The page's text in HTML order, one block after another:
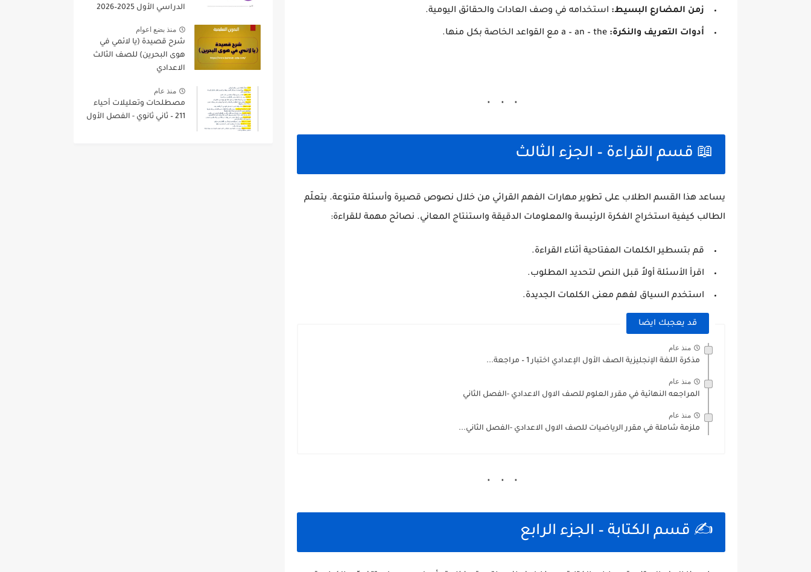
زمن المضارع البسيط: استخدامه في وصف العادات والحقائق اليومية.
أدوات التعريف والنكرة:
📖 قسم القراءة – الجزء الثالث
يساعد هذا القسم الطلاب على تطوير مهارات الفهم القرائي من خلال نصوص قصيرة وأسئلة متنوعة. يتعلّم
الطالب كيفية استخراج الفكرة الرئيسة والمعلومات الدقيقة واستنتاج المعاني. نصائح مهمة للقراءة:
قم بتسطير الكلمات المفتاحية أثناء القراءة.
اقرأ الأسئلة أولاً قبل النص لتحديد المطلوب.
استخدم السياق لفهم معنى الكلمات الجديدة.
قد يعجبك ايضا
منذ عام
مذكرة اللغة الإنجليزية الصف الأول الإعدادي اختبار 1 – مراجعة...
منذ عام
المراجعه النهائية في مقرر العلوم للصف الاول الاعدادي -الفصل الثاني
منذ عام
ملزمة شاملة في مقرر الرياضيات للصف الاول الاعدادي -الفصل الثاني...
✍️ قسم الكتابة – الجزء الرابع
الدراسي الأول 2025–2026
منذ بضع اعوام
شرح قصيدة (يا لائمي في
هوى البحرين) للصف الثالث
الاعدادي
منذ عام
مصطلحات وتعليلات أحياء
211 – ثاني ثانوي - الفصل الأول